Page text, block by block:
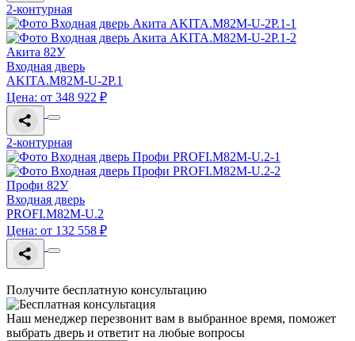
2-контурная
Акита 82У
Входная дверь
AKITA.M82M-U-2P.1
Цена: от 348 922 ₽
2-контурная
Профи 82У
Входная дверь
PROFI.M82M-U.2
Цена: от 132 558 ₽
Получите бесплатную консультацию
Наш менеджер перезвонит вам в выбранное время, поможет
выбрать дверь и ответит на любые вопросы